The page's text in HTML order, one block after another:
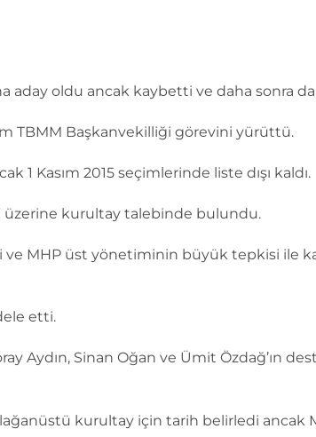
aday oldu ancak kaybetti ve daha sonra da
TBMM Başkanvekilliği görevini yürüttü.
1 Kasım 2015 seçimlerinde liste dışı kaldı.
üzerine kurultay talebinde bulundu.
MHP üst yönetiminin büyük tepkisi ile
etti.
Aydın, Sinan Oğan ve Ümit Özdağ’ın
kurultay için tarih belirledi ancak